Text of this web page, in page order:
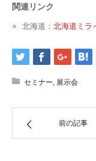
関連リンク
北海道： 北海道ミラ
セミナー, 展示会
前の記事